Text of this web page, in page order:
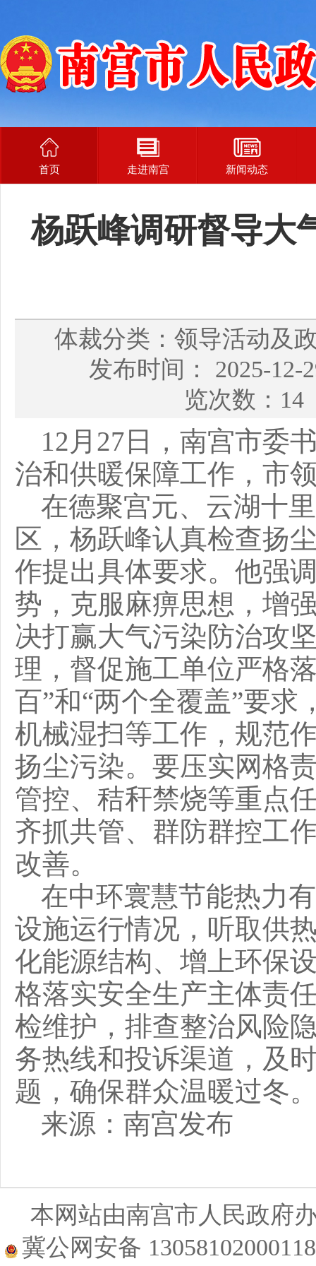
首页 走进南宫 新闻动态
杨跃峰调研督导大
体裁分类：领导活动及
发布时间： 2025-12-
览次数：
12月27日，南宫市委
治和供暖保障工作，市
在德聚宫元、云湖十
区，杨跃峰认真检查扬
作提出具体要求。他强
势，克服麻痹思想，增
决打赢大气污染防治攻
理，督促施工单位严格
百”和“两个全覆盖”要
机械湿扫等工作，规范
扬尘污染。要压实网格
管控、秸秆禁烧等重点
齐抓共管、群防群控工
改善。
在中环寰慧节能热力
设施运行情况，听取供
化能源结构、增上环保
格落实安全生产主体责
检维护，排查整治风险
务热线和投诉渠道，及
题，确保群众温暖过冬
来源：南宫发布
本网站由南宫市人民政
冀公网安备